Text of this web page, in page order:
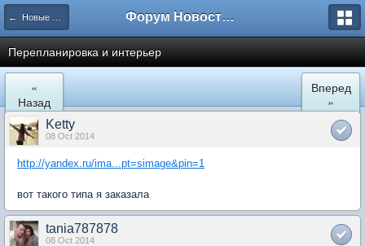
← Новые Водники Форум Новостройки
Перепланировка и интерьер
«
Назад
Вперед
»
Ketty
08 Oct 2014
http://yandex.ru/ima...pt=simage&pin=1
вот такого типа я заказала
tania787878
08 Oct 2014